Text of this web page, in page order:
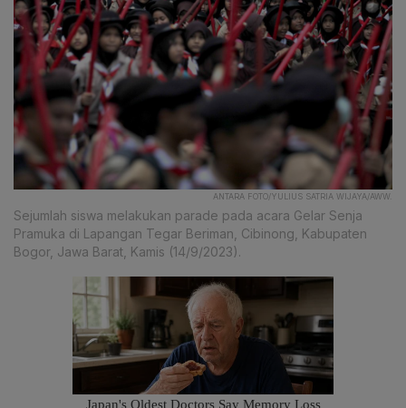
ANTARA FOTO/YULIUS SATRIA WIJAYA/AWW.
Sejumlah siswa melakukan parade pada acara Gelar Senja
Pramuka di Lapangan Tegar Beriman, Cibinong, Kabupaten
Bogor, Jawa Barat, Kamis (14/9/2023).